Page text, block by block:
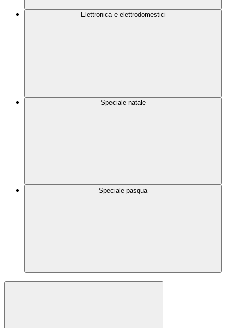
Elettronica e elettrodomestici
Speciale natale
Speciale pasqua